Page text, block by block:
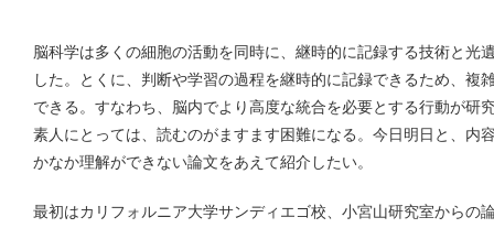
脳科学は多くの細胞の活動を同時に、継時的に記録する技術と光
した。とくに、判断や学習の過程を継時的に記録できるため、複
できる。すなわち、脳内でより高度な統合を必要とする行動が研
素人にとっては、読むのがますます困難になる。今日明日と、内
かなか理解ができない論文をあえて紹介したい。
最初はカリフォルニア大学サンディエゴ校、小宮山研究室からの